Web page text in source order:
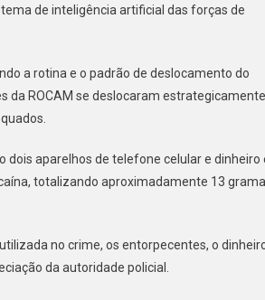
de inteligência artificial das forças de
a rotina e o padrão de deslocamento do
da ROCAM se deslocaram
dois aparelhos de telefone celular e dinheiro
totalizando aproximadamente 13
no crime, os entorpecentes, o
da autoridade policial.